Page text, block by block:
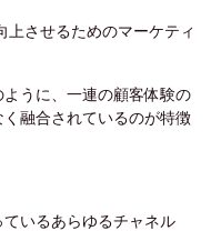
上させるためのマーケティ
うに、一連の顧客体験の
融合されているのが特徴
いるあらゆるチャネル